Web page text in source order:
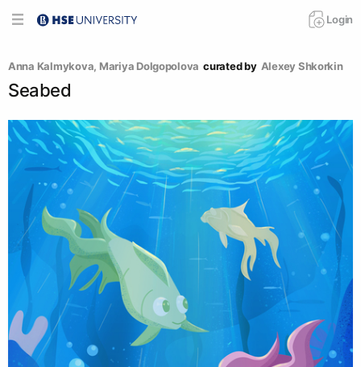
Login
Anna Kalmykova, Mariya Dolgopolova curated by Alexey Shkorkin
Seabed